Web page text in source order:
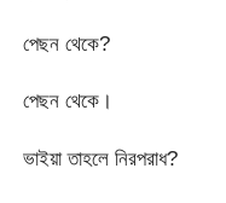
পেছন থেকে?
পেছন থেকে।
ভাইয়া তাহলে নিরপরাধ?